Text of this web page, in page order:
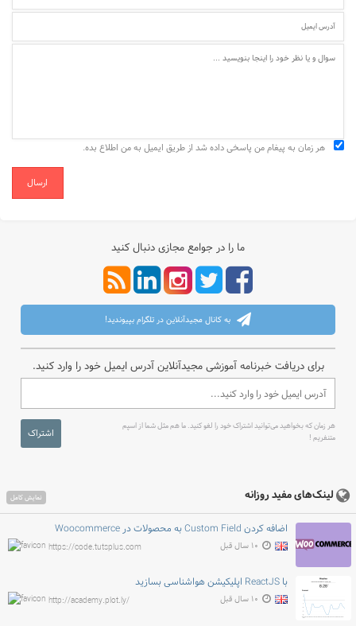
هر زمان به پیغام من پاسخی داده شد از طریق ایمیل به من اطلاع بده.
ارسال
ما را در جوامع مجازی دنبال کنید
به کانال مجیدآنلاین در تلگرام بپیوندید!
برای دریافت خبرنامه آموزشی مجیدآنلاین آدرس ایمیل خود را وارد کنید.
هر زمان که بخواهید می‌توانید اشتراک خود را لغو کنید. ما هم مثل شما از اسپم
متنفریم !
اشتراک
لینک‌های مفید روزانه نمایش کامل
اضافه کردن Custom Field به محصولات در Woocommerce
https://code.tutsplus.com ۱۰ سال قبل
با ReactJS اپلیکیشن هواشناسی بسازید
http://academy.plot.ly/ ۱۰ سال قبل